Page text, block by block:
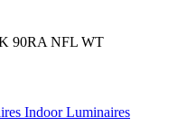
90RA NFL WT
Indoor Luminaires